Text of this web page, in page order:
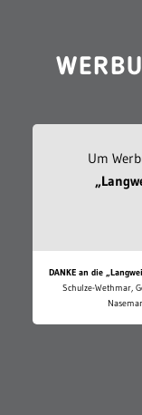
Um
DANKE an die
Schulze-Wethmar,